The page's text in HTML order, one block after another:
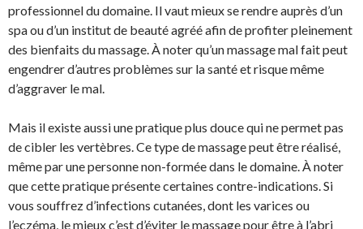
professionnel du domaine. Il vaut mieux se rendre auprès d’un
spa ou d’un institut de beauté agréé afin de profiter pleinement
des bienfaits du massage. À noter qu’un massage mal fait peut
engendrer d’autres problèmes sur la santé et risque même
d’aggraver le mal.
Mais il existe aussi une pratique plus douce qui ne permet pas
de cibler les vertèbres. Ce type de massage peut être réalisé,
même par une personne non-formée dans le domaine. À noter
que cette pratique présente certaines contre-indications. Si
vous souffrez d’infections cutanées, dont les varices ou
l’eczéma, le mieux c’est d’éviter le massage pour être à l’abri